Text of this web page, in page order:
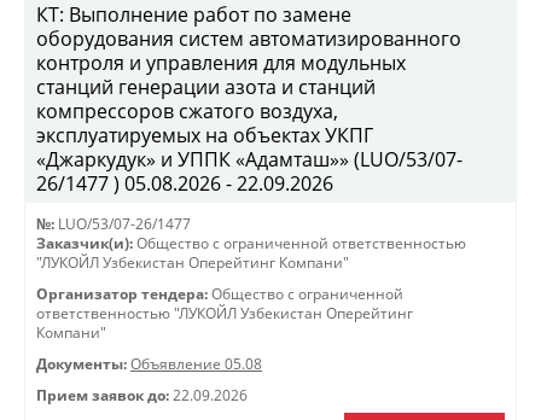
КТ: Выполнение работ по замене
оборудования систем автоматизированного
контроля и управления для модульных
станций генерации азота и станций
компрессоров сжатого воздуха,
эксплуатируемых на объектах УКПГ
«Джаркудук» и УППК «Адамташ»» (LUO/53/07-
26/1477 ) 05.08.2026 - 22.09.2026
№: LUO/53/07-26/1477
Заказчик(и): Общество с ограниченной ответственностью
"ЛУКОЙЛ Узбекистан Оперейтинг Компани"
Организатор тендера: Общество с ограниченной
ответственностью "ЛУКОЙЛ Узбекистан Оперейтинг
Компани"
Документы: Объявление 05.08
Прием заявок до: 22.09.2026